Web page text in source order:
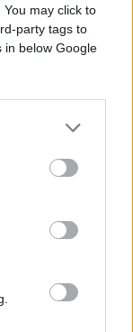
may click to
party tags to
in below Google
tokom
i uputiti
važnost
pluća.
stadijuma
i za
rizika